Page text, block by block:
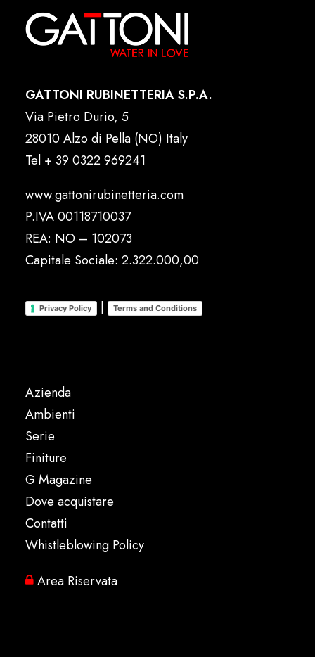
GATTONI RUBINETTERIA S.P.A.
Via Pietro Durio, 5
28010 Alzo di Pella (NO) Italy
Tel + 39 0322 969241
www.gattonirubinetteria.com
P.IVA 00118710037
REA: NO – 102073
Capitale Sociale: 2.322.000,00
Privacy Policy | Terms and Conditions
Azienda
Ambienti
Serie
Finiture
G Magazine
Dove acquistare
Contatti
Whistleblowing Policy
Area Riservata